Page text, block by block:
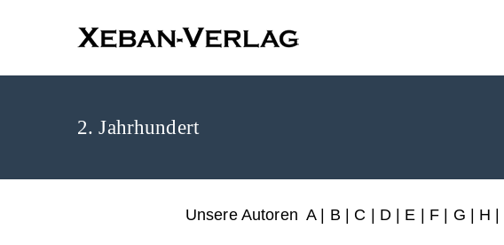
2. Jahrhundert
Unsere AutorenA| B C D E F G H